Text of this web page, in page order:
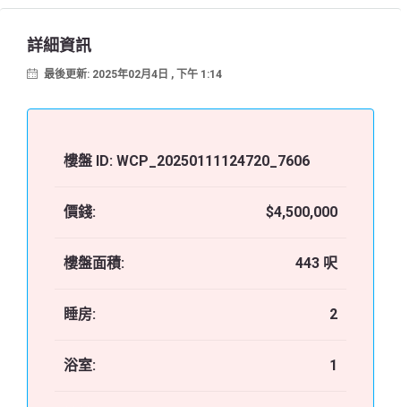
詳細資訊
最後更新: 2025年02月4日 , 下午 1:14
樓盤 ID: WCP_20250111124720_7606
價錢: $4,500,000
樓盤面積: 443 呎
睡房: 2
浴室: 1